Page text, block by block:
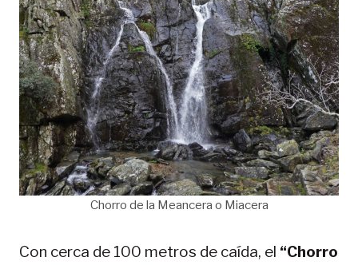
Chorro de la Meancera o Miacera
Con cerca de 100 metros de caída, el “Chorro